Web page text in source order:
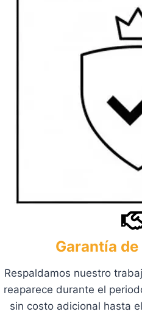
Garantía
Respaldamos nuestro
reaparece durante el
sin costo adicional hasta